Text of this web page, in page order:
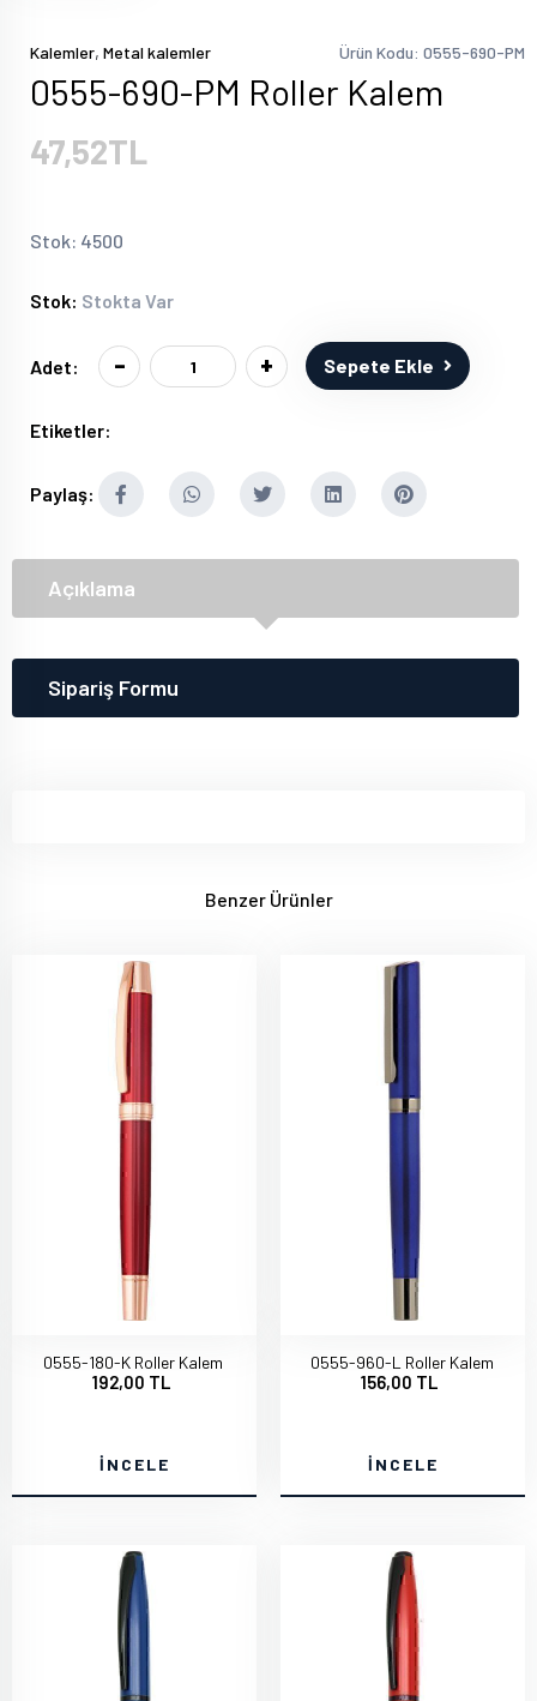
Kalemler, Metal kalemler Ürün Kodu: 0555-690-PM
0555-690-PM Roller Kalem
47,52TL
Stok: 4500
Stok: Stokta Var
Adet: - + Sepete Ekle
Etiketler:
Paylaş:
Açıklama
Sipariş Formu
Benzer Ürünler
0555-180-K Roller Kalem
192,00 TL
İNCELE
0555-960-L Roller Kalem
156,00 TL
İNCELE